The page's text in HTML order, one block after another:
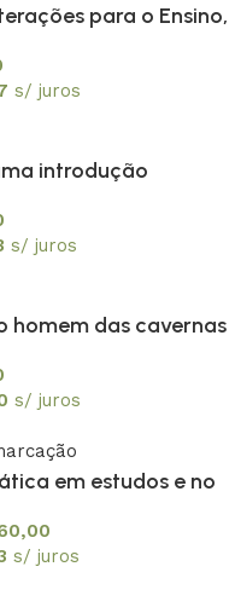
para o Ensino,
s/ juros
introdução
s/ juros
homem das cavernas
s/ juros
em estudos e no
s/ juros